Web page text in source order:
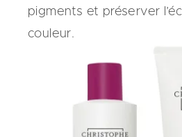
pigments et préserver
couleur.